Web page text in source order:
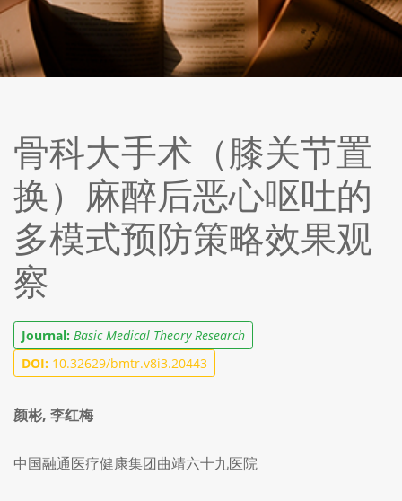
骨科大手术（膝关节置
换）麻醉后恶心呕吐的
多模式预防策略效果观
察
Journal: Basic Medical Theory Research
DOI: 10.32629/bmtr.v8i3.20443
颜彬, 李红梅
中国融通医疗健康集团曲靖六十九医院